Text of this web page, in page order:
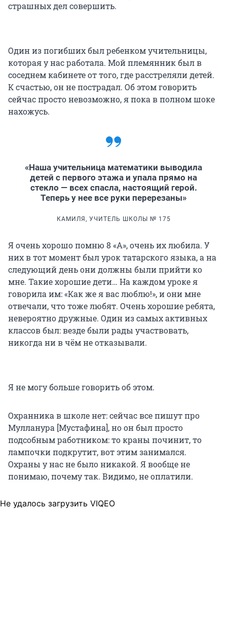
страшных дел совершить.
Один из погибших был ребенком учительницы,
которая у нас работала. Мой племянник был в
соседнем кабинете от того, где расстреляли детей.
К счастью, он не пострадал. Об этом говорить
сейчас просто невозможно, я пока в полном шоке
нахожусь.
«Наша учительница математики выводила
детей с первого этажа и упала прямо на
стекло — всех спасла, настоящий герой.
Теперь у нее все руки перерезаны»
КАМИЛЯ, УЧИТЕЛЬ ШКОЛЫ № 175
Я очень хорошо помню 8 «А», очень их любила. У
них в тот момент был урок татарского языка, а на
следующий день они должны были прийти ко
мне. Такие хорошие дети… На каждом уроке я
говорила им: «Как же я вас люблю!», и они мне
отвечали, что тоже любят. Очень хорошие ребята,
невероятно дружные. Один из самых активных
классов был: везде были рады участвовать,
никогда ни в чём не отказывали.
Я не могу больше говорить об этом.
Охранника в школе нет: сейчас все пишут про
Мулланура [Мустафина], но он был просто
подсобным работником: то краны починит, то
лампочки подкрутит, вот этим занимался.
Охраны у нас не было никакой. Я вообще не
понимаю, почему так. Видимо, не оплатили.
Не удалось загрузить VIQEO